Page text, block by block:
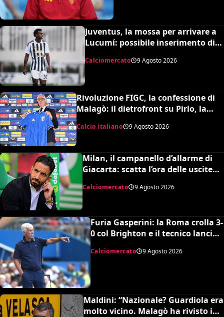
Juventus, la mossa per arrivare a
Lucumí: possibile inserimento di
Calciomercato 9 Agosto 2026
Rivoluzione FIGC, la confessione di
Malagò: il dietrofront su Pirlo, la
scelta Mancini e il nuovo volto
dell’Italia
Calcio italiano 9 Agosto 2026
Milan, il campanello d’allarme di
Giacarta: scatta l’ora delle uscite
Calciomercato 9 Agosto 2026
Furia Gasperini: la Roma crolla 3-
0 col Brighton e il tecnico lancia
l’allarme mercato
Calciomercato 9 Agosto 2026
Maldini: “Nazionale? Guardiola era
molto vicino. Malagò ha rivisto i